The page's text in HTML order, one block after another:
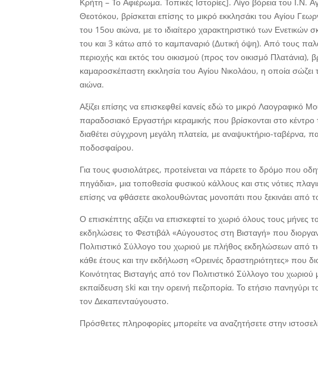
Θεοτόκου, βρίσκεται επίσης το μικρό εκκλησάκι του Αγίου
του 15ου αιώνα, με το ιδιαίτερο χαρακτηριστικό των
του και 3 κάτω από το καμπαναριό (Δυτική όψη). Από τους
περιοχής και εκτός του οικισμού (προς τον οικισμό Πλατάνια),
καμαροσκέπαστη εκκλησία του Αγίου Νικολάου, η οποία σώζει
αιώνα.
Αξίζει επίσης να επισκεφθεί κανείς εδώ το μικρό Λαογραφικό
παραδοσιακό Εργαστήρι κεραμικής που βρίσκονται στο
διαθέτει σύγχρονη μεγάλη πλατεία, με αναψυκτήριο-ταβέρνα,
ποδοσφαίρου.
Για τους φυσιολάτρες, προτείνεται να πάρετε το δρόμο που
πηγάδια», μια τοποθεσία φυσικού κάλλους και στις νότιες
επίσης να φθάσετε ακολουθώντας μονοπάτι που ξεκινάει από
Ο επισκέπτης αξίζει να επισκεφτεί το χωριό όλους τους μήνες
εκδηλώσεις το Φεστιβάλ «Αύγουστος στη Βισταγή» που
Πολιτιστικό Σύλλογο του χωριού με πλήθος εκδηλώσεων από
κάθε έτους και την εκδήλωση «Ορεινές δραστηριότητες» που
Κοινότητας Βισταγής από τον Πολιτιστικό Σύλλογο του χωριού
εκπαίδευση ski και την ορεινή πεζοπορία. Το ετήσιο πανηγύρι
τον Δεκαπενταύγουστο.
Πρόσθετες πληροφορίες μπορείτε να αναζητήσετε στην